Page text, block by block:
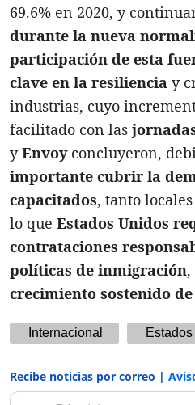
69.6% en 2020, y
durante la nueva
participación de esta
clave en la resiliencia y
industrias, cuyo
facilitado con las
yEnvoyconcluyeron,
importante cubrir la
capacitados, tanto
lo que Estados Unidos
contrataciones
políticas de inmigración
crecimiento sostenido
Internacional
Recibe noticias por correo |